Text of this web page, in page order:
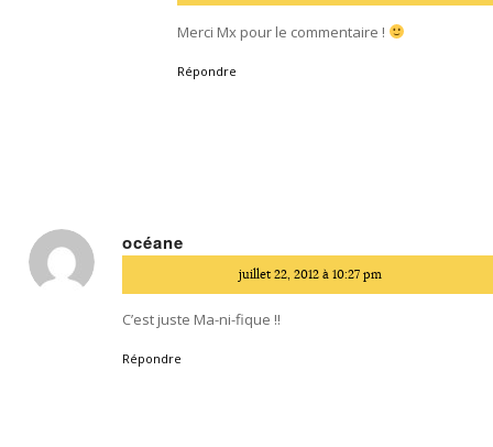
Merci Mx pour le commentaire !
Répondre
océane
:
juillet 22, 2012 à 10:27 pm
C’est juste Ma-ni-fique !!
Répondre